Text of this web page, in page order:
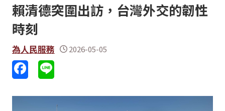
賴清德突圍出訪，台灣外交的韌性
時刻
為人民服務 2026-05-05